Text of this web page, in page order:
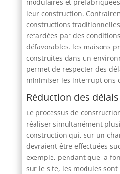
modulaires et
leur construction.
constructions
retardées par des
défavorables, les maisons
construites dans un
permet de respecter des
minimiser les interruptions
Réduction des délais
Le processus de
réaliser simultanément
construction qui, sur un
devraient être effectuées
exemple, pendant que la
sur le site, les modules sont